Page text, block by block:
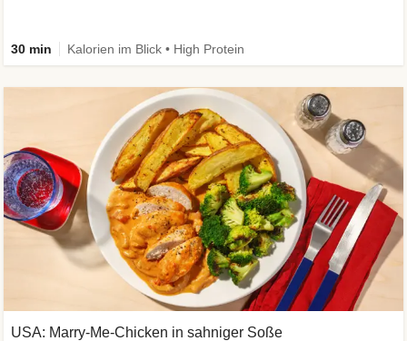
30 min Kalorien im Blick • High Protein
USA: Marry-Me-Chicken in sahniger Soße